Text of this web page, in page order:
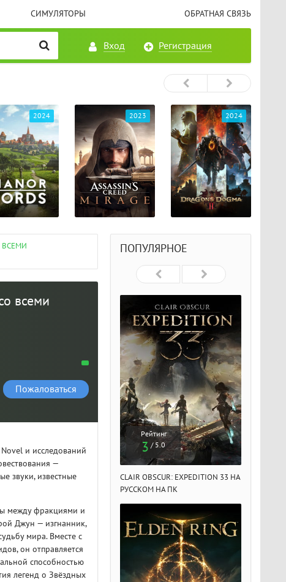
СИМУЛЯТОРЫ ОБРАТНАЯ СВЯЗЬ
Вход Регистрация
2023 2024 2024
ВСЕМИ
всеми
Пожаловаться
и исследований
—
звуки, известные
между фракциями и
Джун — изгнанник,
мира. Вместе с
он отправляется
способностью
легенд о Звёздных
ПОПУЛЯРНОЕ
3
OBSCUR: EXPEDITION 33 НА
Рейтинг
3 / 5.0
CLAIR OBSCUR: EXPEDITION 33 НА
РУССКОМ НА ПК